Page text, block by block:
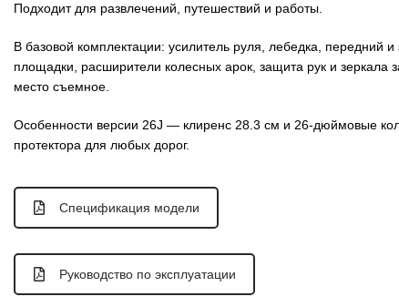
Подходит для развлечений, путешествий и работы.
В базовой комплектации: усилитель руля, лебедка, передний
площадки, расширители колесных арок, защита рук и зеркала
место съемное.
Особенности версии 26J — клиренс 28.3 см и 26-дюймовые
протектора для любых дорог.
Спецификация модели
Руководство по эксплуатации